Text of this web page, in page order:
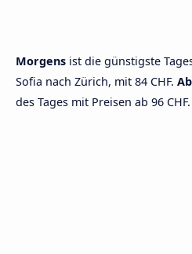
Morgens ist die günstigste
Sofia nach Zürich, mit 84 CHF.
des Tages mit Preisen ab 96 CHF.